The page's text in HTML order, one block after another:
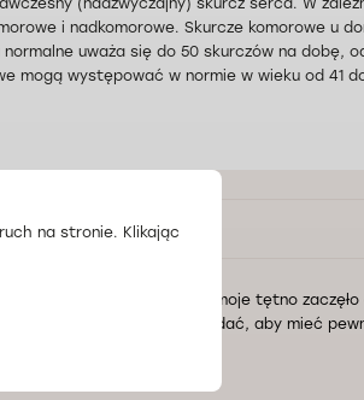
(nadzwyczajny) skurcz serca. W
i nadkomorowe. Skurcze komorowe u
uważa się do 50 skurczów na dobę,
mogą występować w normie w wieku od 41
po wysiłku fizycznym), a moje tętno
Postanowiłem się zbadać, aby mieć
magnetyczny serca?
na stronie. Klikając